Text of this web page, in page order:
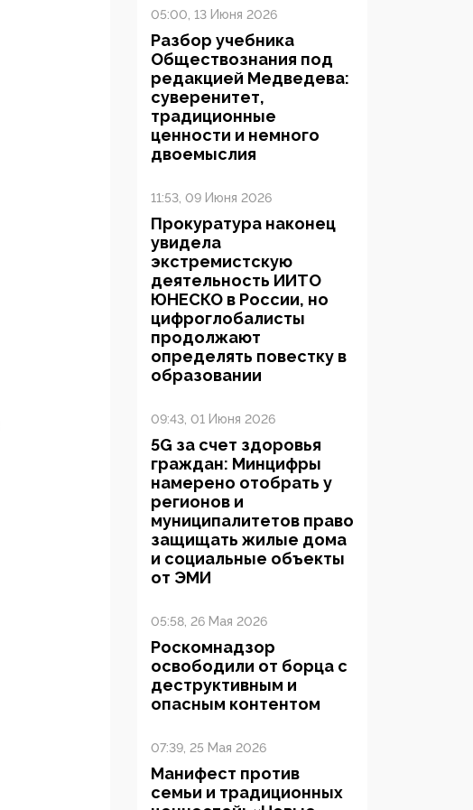
05:00, 13 Июня 2026
Разбор учебника
Обществознания под
редакцией Медведева:
суверенитет,
традиционные
ценности и немного
двоемыслия
11:53, 09 Июня 2026
Прокуратура наконец
увидела
экстремистскую
деятельность ИИТО
ЮНЕСКО в России, но
цифроглобалисты
продолжают
определять повестку в
образовании
09:43, 01 Июня 2026
5G за счет здоровья
граждан: Минцифры
намерено отобрать у
регионов и
муниципалитетов право
защищать жилые дома
и социальные объекты
от ЭМИ
05:58, 26 Мая 2026
Роскомнадзор
освободили от борца с
деструктивным и
опасным контентом
07:39, 25 Мая 2026
Манифест против
семьи и традиционных